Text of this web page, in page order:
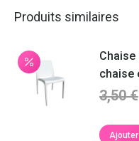
Produits similaires
chaise
3,50€